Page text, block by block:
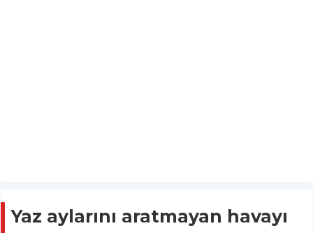
Yaz aylarını aratmayan havayı